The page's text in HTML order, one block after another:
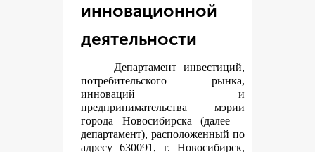
инновационной
деятельности
Департамент инвестиций,
потребительского рынка,
инноваций и
предпринимательства мэрии
города Новосибирска (далее –
департамент), расположенный по
адресу 630091, г. Новосибирск,